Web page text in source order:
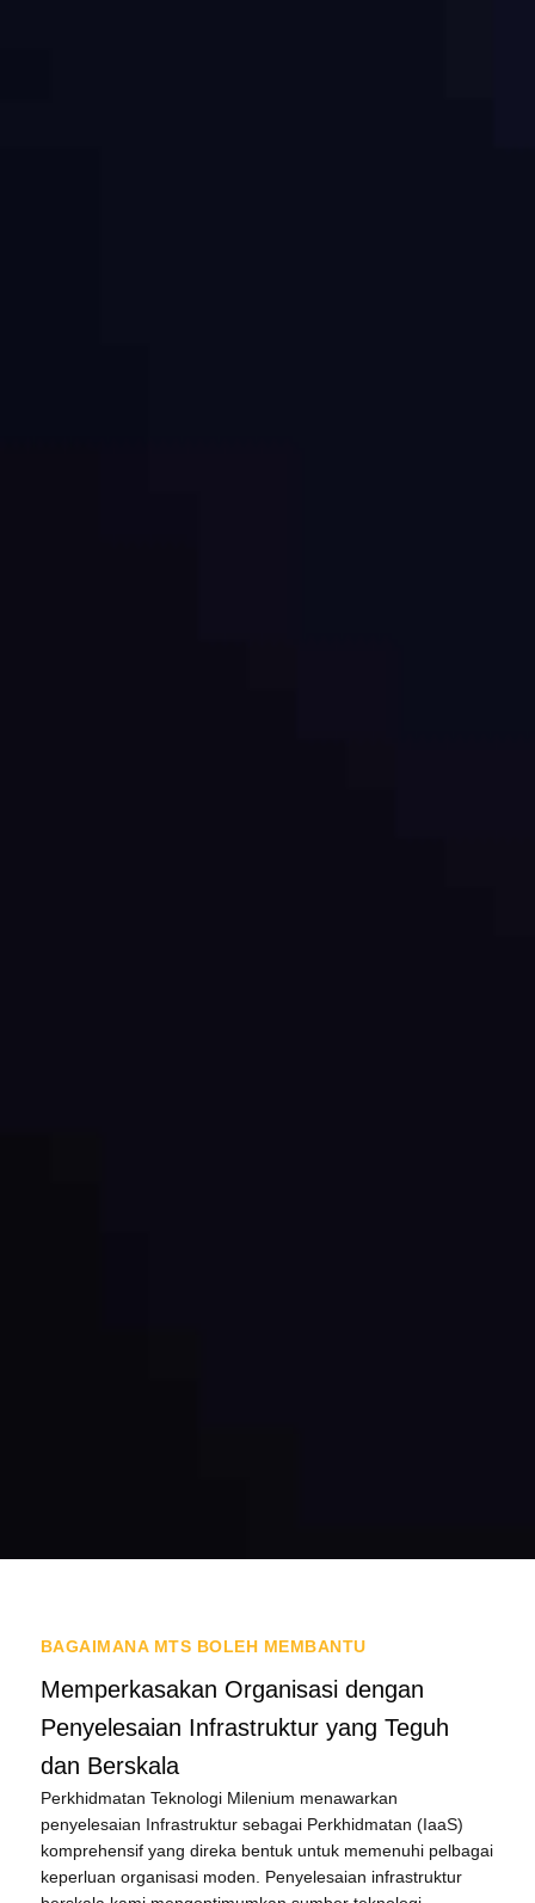
BAGAIMANA MTS BOLEH MEMBANTU
Memperkasakan Organisasi dengan
Penyelesaian Infrastruktur yang Teguh
dan Berskala
Perkhidmatan Teknologi Milenium menawarkan
penyelesaian Infrastruktur sebagai Perkhidmatan (IaaS)
komprehensif yang direka bentuk untuk memenuhi pelbagai
keperluan organisasi moden. Penyelesaian infrastruktur